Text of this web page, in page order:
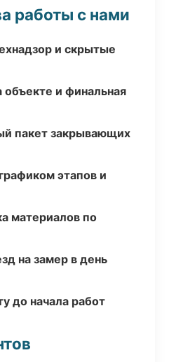
работы с нами
и скрытые
объекте и финальная
пакет закрывающих
этапов и
материалов по
на замер в день
до начала работ